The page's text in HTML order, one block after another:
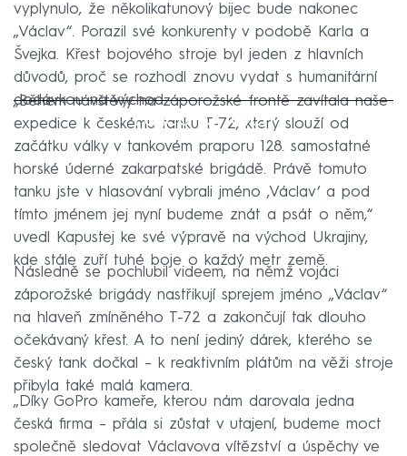
vyplynulo, že několikatunový bijec bude nakonec
„Václav“. Porazil své konkurenty v podobě Karla a
Švejka. Křest bojového stroje byl jeden z hlavních
důvodů, proč se rozhodl znovu vydat s humanitární
dodávkou na východ.
Failed to fetch
„Během návštěvy na záporožské frontě zavítala naše
expedice k českému tanku T-72, který slouží od
začátku války v tankovém praporu 128. samostatné
horské úderné zakarpatské brigádě. Právě tomuto
tanku jste v hlasování vybrali jméno ‚Václav‘ a pod
tímto jménem jej nyní budeme znát a psát o něm,“
uvedl Kapustej ke své výpravě na východ Ukrajiny,
kde stále zuří tuhé boje o každý metr země.
Následně se pochlubil videem, na němž vojáci
záporožské brigády nastřikují sprejem jméno „Václav“
na hlaveň zmíněného T-72 a zakončují tak dlouho
očekávaný křest. A to není jediný dárek, kterého se
český tank dočkal – k reaktivním plátům na věži stroje
přibyla také malá kamera.
„Díky GoPro kameře, kterou nám darovala jedna
česká firma – přála si zůstat v utajení, budeme moct
společně sledovat Václavova vítězství a úspěchy ve